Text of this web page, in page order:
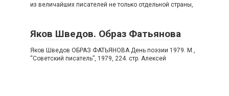
из величайших писателей не только отдельной страны,
Яков Шведов. Образ Фатьянова
Яков Шведов ОБРАЗ ФАТЬЯНОВА День поэзии 1979. М.,
“Советский писатель”, 1979, 224. стр. Алексей